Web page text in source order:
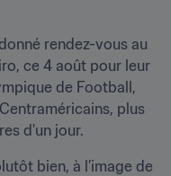
rendez-vous au
ce 4 août pour leur
de Football,
plus
d'un jour.
bien, à l’image de